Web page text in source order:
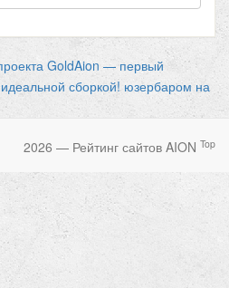
GoldAion — первый
сборкой! юзербаром на
2026 — Рейтинг сайтов AION Top